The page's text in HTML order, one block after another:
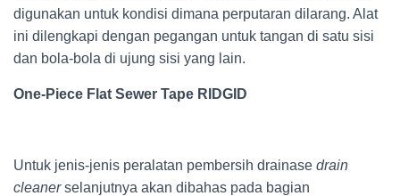
digunakan untuk kondisi dimana perputaran dilarang. Alat
ini dilengkapi dengan pegangan untuk tangan di satu sisi
dan bola-bola di ujung sisi yang lain.
One-Piece Flat Sewer Tape RIDGID
Untuk jenis-jenis peralatan pembersih drainase drain
cleanerselanjutnya akan dibahas pada bagian